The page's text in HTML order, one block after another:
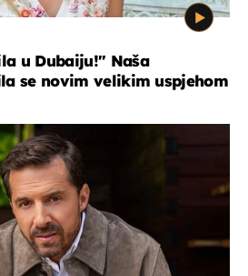
u Dubaiju!" Naša
se novim velikim uspjehom